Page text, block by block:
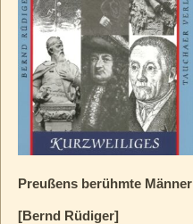
Preußens berühmte Männer
[Bernd Rüdiger]